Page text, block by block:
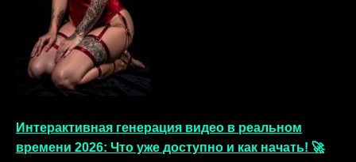
Интерактивная генерация видео в реальном
времени 2026: Что уже доступно и как начать! 🚀